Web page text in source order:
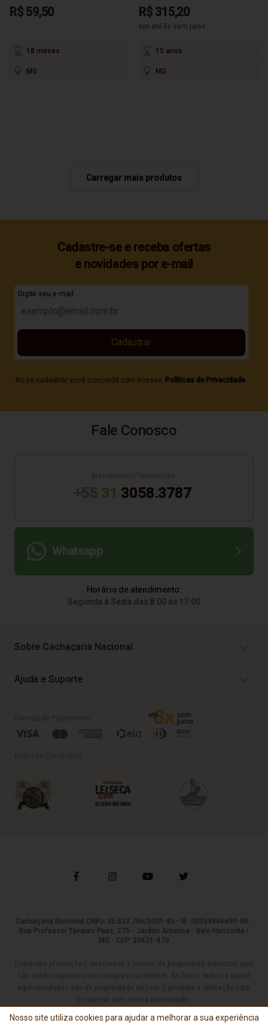
R$ 59,50
18 meses
MG
R$ 315,20
em até 5x sem juros
15 anos
MG
Carregar mais produtos
Cadastre-se e receba ofertas
e novidades por e-mail
Digite seu e-mail
Ao se cadastrar você concorda com nossas Políticas de Privacidade
Cadastrar
Fale Conosco
31 3058.3787
Whatsapp
Horário de atendimento:
Segunda à Sexta das 8:00 às 17:00
Sobre Cachaçaria Nacional
Ajuda e Suporte
Cachaçaria Nacional CNPJ: 35.522.756/0001-85 - IE: 00359894600-90 -
Rua Professor Tavares Paes, 275 - Jardim America - Belo Horizonte /
MG - CEP: 30421-473
Nosso site utiliza cookies para ajudar a melhorar a sua experiência